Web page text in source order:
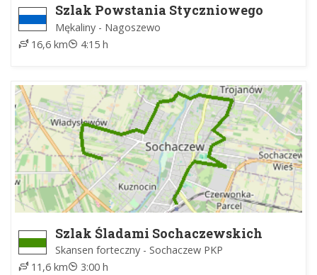
Szlak Powstania Styczniowego
Puszczy Białej
Mękaliny - Nagoszewo
16,6 km
4:15 h
Szlak Śladami Sochaczewskich
Fortyfikacji okresu II wojny
światowej
Skansen forteczny - Sochaczew PKP
11,6 km
3:00 h